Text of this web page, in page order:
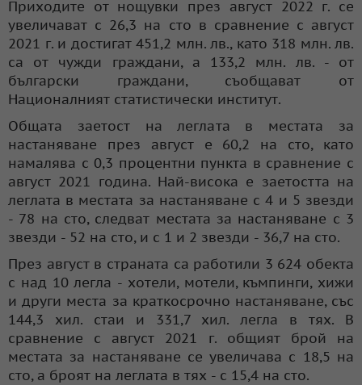
Приходите от нощувки през август 2022 г. се
увеличават с 26,3 на сто в сравнение с август
2021 г. и достигат 451,2 млн. лв., като 318 млн. лв.
са от чужди граждани, а 133,2 млн. лв. - от
български граждани, съобщават от
Националният статистически институт.
Общата заетост на леглата в местата за
настаняване през август е 60,2 на сто, като
намалява с 0,3 процентни пункта в сравнение с
август 2021 година. Най-висока е заетостта на
леглата в местата за настаняване с 4 и 5 звезди
- 78 на сто, следват местата за настаняване с 3
звезди - 52 на сто, и с 1 и 2 звезди - 36,7 на сто.
През август в страната са работили 3 624 обекта
с над 10 легла - хотели, мотели, къмпинги, хижи
и други места за краткосрочно настаняване, със
144,3 хил. стаи и 331,7 хил. легла в тях. В
сравнение с август 2021 г. общият брой на
местата за настаняване се увеличава с 18,5 на
сто, а броят на леглата в тях - с 15,4 на сто.